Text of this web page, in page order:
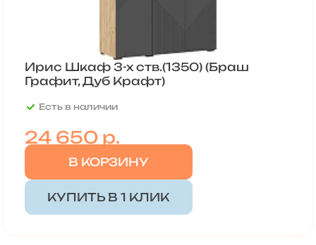
Ирис Шкаф 3-х ств.(1350) (Браш
Графит, Дуб Крафт)
Есть в наличии
24 650р.
В КОРЗИНУ
КУПИТЬ В 1 КЛИК